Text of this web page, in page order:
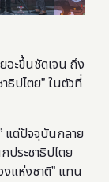
อะขึ้นชัดเจน ถึง
าธิปไตย” ในตัวที่
แต่ปัจจุบันกลาย
ประชาธิปไตย
งแห่งชาติ” แทน